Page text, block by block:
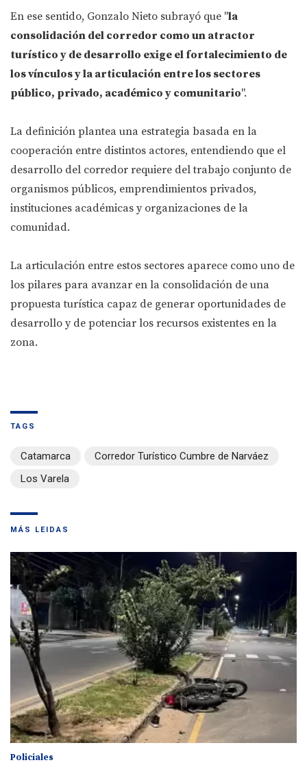
En ese sentido, Gonzalo Nieto subrayó que "la
consolidación del corredor como un atractor
turístico y de desarrollo exige el fortalecimiento de
los vínculos y la articulación entre los sectores
público, privado, académico y comunitario".
La definición plantea una estrategia basada en la
cooperación entre distintos actores, entendiendo que el
desarrollo del corredor requiere del trabajo conjunto de
organismos públicos, emprendimientos privados,
instituciones académicas y organizaciones de la
comunidad.
La articulación entre estos sectores aparece como uno de
los pilares para avanzar en la consolidación de una
propuesta turística capaz de generar oportunidades de
desarrollo y de potenciar los recursos existentes en la
zona.
TAGS
Catamarca
Corredor Turístico Cumbre de Narváez
Los Varela
MÁS LEIDAS
Policiales